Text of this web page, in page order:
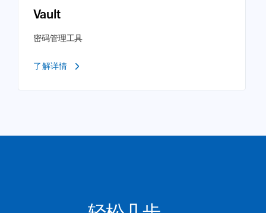
Vault
密码管理工具
了解详情